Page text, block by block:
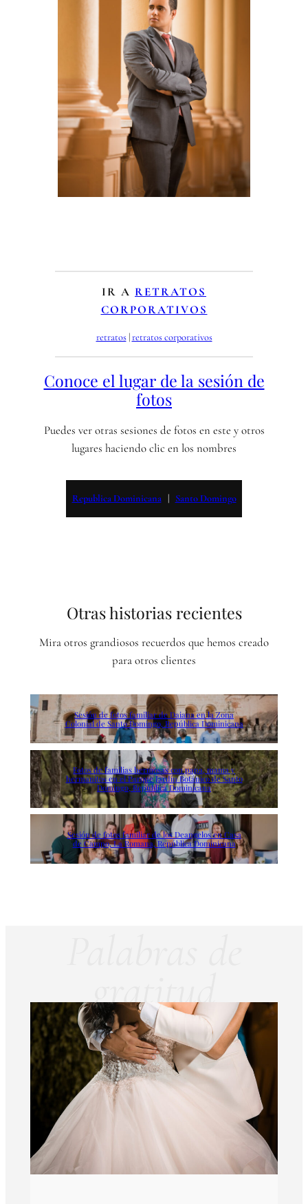
IR A RETRATOS
CORPORATIVOS
retratos | retratos corporativos
Conoce el lugar de la sesión de
fotos
Puedes ver otras sesiones de fotos en este y otros
lugares haciendo clic en los nombres
Republica Dominicana
   |
Santo Domingo
Otras historias recientes
Mira otros grandiosos recuerdos que hemos creado
para otros clientes
Sesión de fotos familiar de Daiana en la Zona
Colonial de Santo Domingo, República Dominicana
Fotos de familias hermosas con papa, mama y
hermanitos en el Parque Jardín Botánico de Santo
Domingo, República Dominicana
Sesión de fotos familiar de los Deangelos en Casa
de Campo, La Romana, República Dominicana
gratitud